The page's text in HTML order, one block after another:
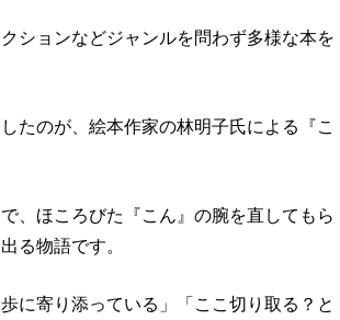
ションなどジャンルを問わず多様な本を
たのが、絵本作家の林明子氏による『こ
、ほころびた『こん』の腕を直してもら
る物語です。
に寄り添っている」「ここ切り取る？と